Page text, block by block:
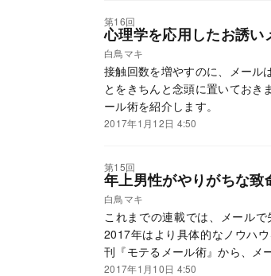
第16回
心理学を応用したお誘い
白鳥マキ
接触回数を増やすのに、メール
とをきちんと念頭に置いておき
ール術を紹介します。
2017年1月12日 4:50
第15回
年上男性がやりがちな致
白鳥マキ
これまでの連載では、メール
2017年はより具体的なノウハ
刊『モテるメール術』から、メ
ます。
2017年1月10日 4:50